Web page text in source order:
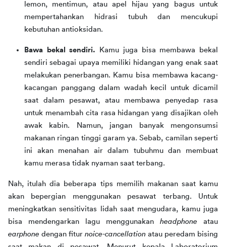
lemon, mentimun, atau apel hijau yang bagus untuk
mempertahankan hidrasi tubuh dan mencukupi
kebutuhan antioksidan.
Bawa bekal sendiri.
Kamu juga bisa membawa bekal
sendiri sebagai upaya memiliki hidangan yang enak saat
melakukan penerbangan. Kamu bisa membawa kacang-
kacangan panggang dalam wadah kecil untuk dicamil
saat dalam pesawat, atau membawa penyedap rasa
untuk menambah cita rasa hidangan yang disajikan oleh
awak kabin. Namun, jangan banyak mengonsumsi
makanan ringan tinggi garam ya. Sebab, camilan seperti
ini akan menahan air dalam tubuhmu dan membuat
kamu merasa tidak nyaman saat terbang.
Nah, itulah dia beberapa tips memilih makanan saat kamu
akan bepergian menggunakan pesawat terbang. Untuk
meningkatkan sensitivitas lidah saat mengudara, kamu juga
bisa mendengarkan lagu menggunakan headphone
earphone dengan fitur noice-cancellation atau peredam bising